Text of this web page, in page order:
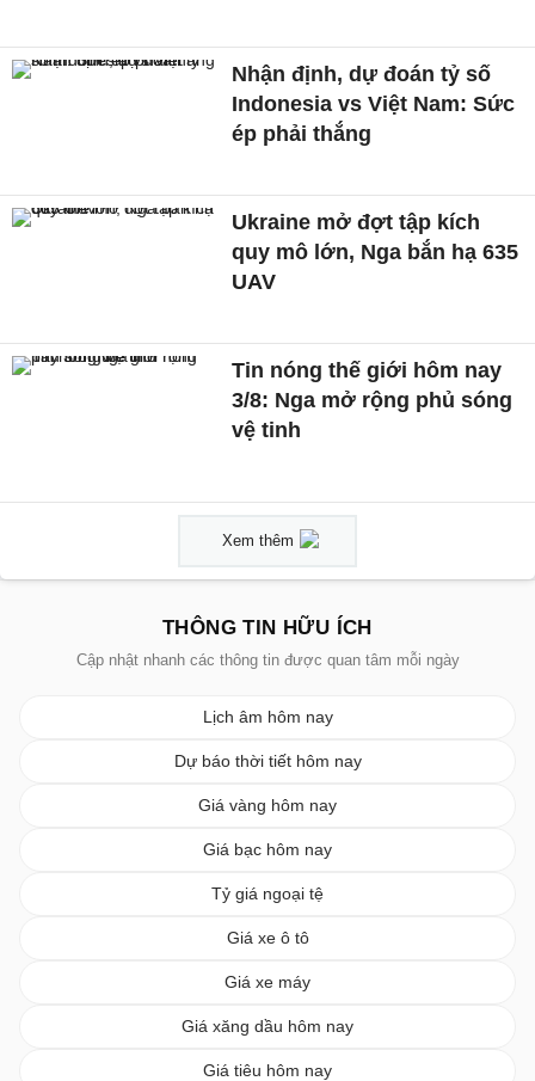
Nhận định, dự đoán tỷ số
Indonesia vs Việt Nam: Sức
ép phải thắng
Ukraine mở đợt tập kích
quy mô lớn, Nga bắn hạ 635
UAV
Tin nóng thế giới hôm nay
3/8: Nga mở rộng phủ sóng
vệ tinh
Xem thêm
THÔNG TIN HỮU ÍCH
Cập nhật nhanh các thông tin được quan tâm mỗi ngày
Lịch âm hôm nay
Dự báo thời tiết hôm nay
Giá vàng hôm nay
Giá bạc hôm nay
Tỷ giá ngoại tệ
Giá xe ô tô
Giá xe máy
Giá xăng dầu hôm nay
Giá tiêu hôm nay